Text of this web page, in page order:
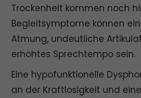
Trockenheit kommen noch
Begleitsymptome können
Atmung, undeutliche
erhöhtes Sprechtempo sein.
Eine hypofunktionelle
an der Kraftlosigkeit und